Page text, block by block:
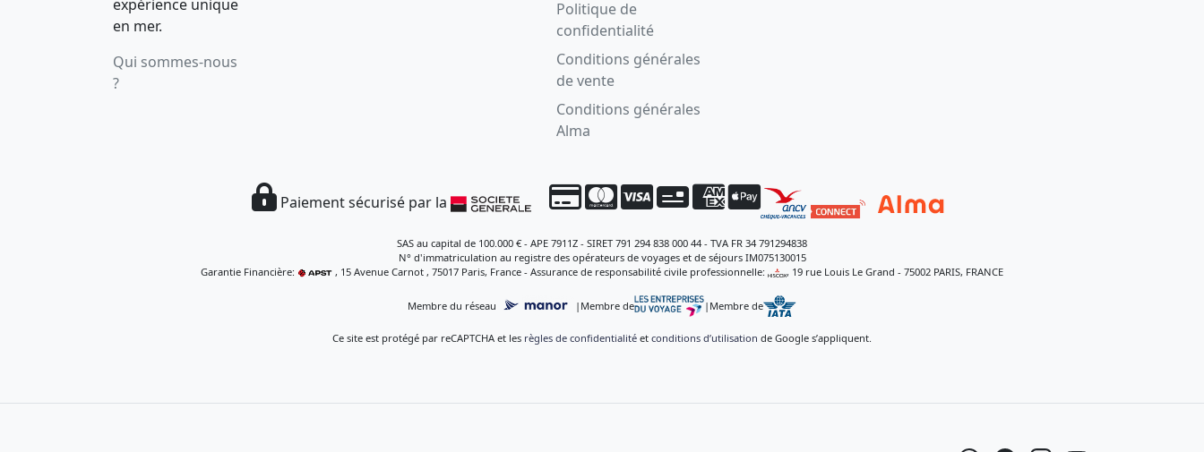
expérience unique
en mer.
Qui sommes-nous
?
Politique de
confidentialité
Conditions générales
de vente
Conditions générales
Alma
Paiement sécurisé par la
SAS au capital de 100.000 € - APE 7911Z - SIRET 791 294 838 000 44 - TVA FR 34 791294838
N° d'immatriculation au registre des opérateurs de voyages et de séjours IM075130015
Garantie Financière:
, 15 Avenue Carnot , 75017 Paris, France - Assurance de responsabilité civile professionnelle: , 19 rue Louis Le Grand - 75002 PARIS, FRANCE
Membre du réseau | Membre de | Membre de
Ce site est protégé par reCAPTCHA et les règles de confidentialité et conditions d’utilisation de Google s’appliquent.